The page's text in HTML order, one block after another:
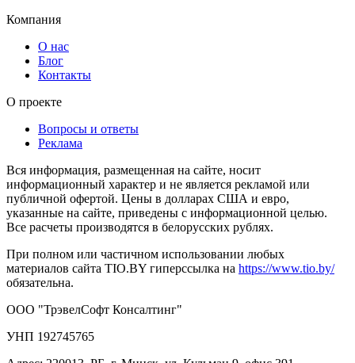
Компания
О нас
Блог
Контакты
О проекте
Вопросы и ответы
Реклама
Вся информация, размещенная на сайте, носит
информационный характер и не является рекламой или
публичной офертой. Цены в долларах США и евро,
указанные на сайте, приведены с информационной целью.
Все расчеты производятся в белорусских рублях.
При полном или частичном использовании любых
материалов сайта TIO.BY гиперссылка на https://www.tio.by/
обязательна.
ООО "ТрэвелСофт Консалтинг"
УНП 192745765